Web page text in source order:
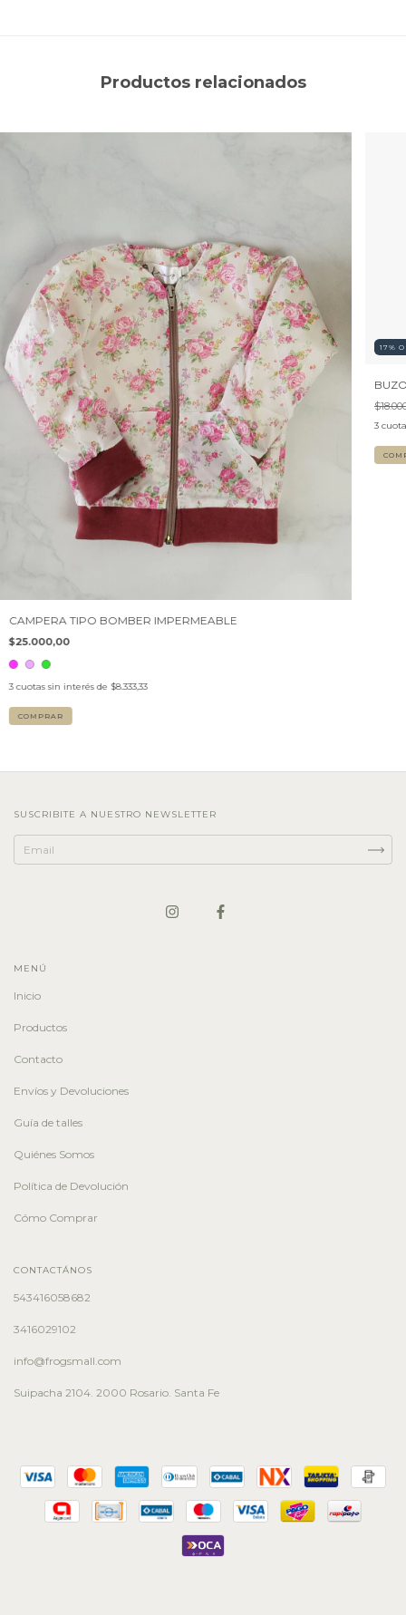
Productos relacionados
CAMPERA TIPO BOMBER IMPERMEABLE
$25.000,00
3 cuotas sin interés de $8.333,33
COMPRAR
17%
3
SUSCRIBITE A NUESTRO NEWSLETTER
MENÚ
Inicio
Productos
Contacto
Envíos y Devoluciones
Guía de talles
Quiénes Somos
Política de Devolución
Cómo Comprar
CONTACTÁNOS
543416058682
3416029102
info@frogsmall.com
Suipacha 2104. 2000 Rosario. Santa Fe